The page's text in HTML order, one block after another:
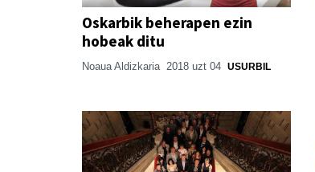
Oskarbik beherapen ezin
hobeak ditu
Noaua Aldizkaria 2018 uzt 04 USURBIL